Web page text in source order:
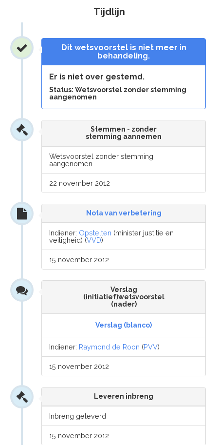
Tijdlijn
Dit wetsvoorstel is niet meer in
behandeling.
Er is niet over gestemd.
Status: Wetsvoorstel zonder stemming
aangenomen
Stemmen - zonder
stemming aannemen
Wetsvoorstel zonder stemming
aangenomen
22 november 2012
Nota van verbetering
Indiener: Opstelten (minister justitie en
veiligheid) (VVD)
15 november 2012
Verslag
(initiatief)wetsvoorstel
(nader)
Verslag (blanco)
Indiener: Raymond de Roon (PVV)
15 november 2012
Leveren inbreng
Inbreng geleverd
15 november 2012